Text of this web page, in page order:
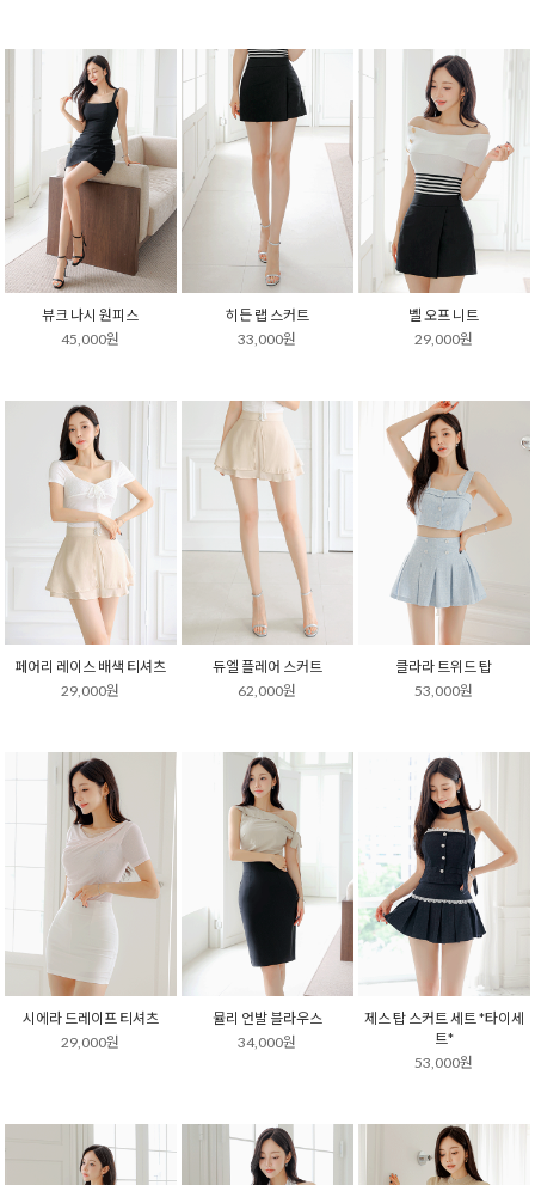
뷰크 나시 원피스
45,000원
히든 랩 스커트
33,000원
벨 오프 니트
29,000원
페어리 레이스 배색 티셔츠
29,000원
듀엘 플레어 스커트
62,000원
클라라 트위드 탑
53,000원
시에라 드레이프 티셔츠
29,000원
뮬리 언발 블라우스
34,000원
제스 탑 스커트 세트 *타이세
트*
53,000원